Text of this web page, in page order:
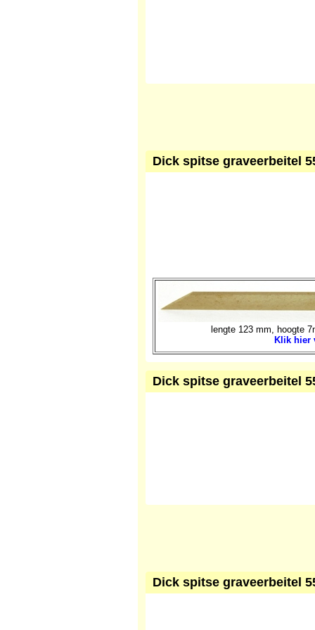
Dick spitse graveerbeitel
lengte 123 mm, hoogte
Klik hier
Dick spitse graveerbeitel
Dick spitse graveerbeitel